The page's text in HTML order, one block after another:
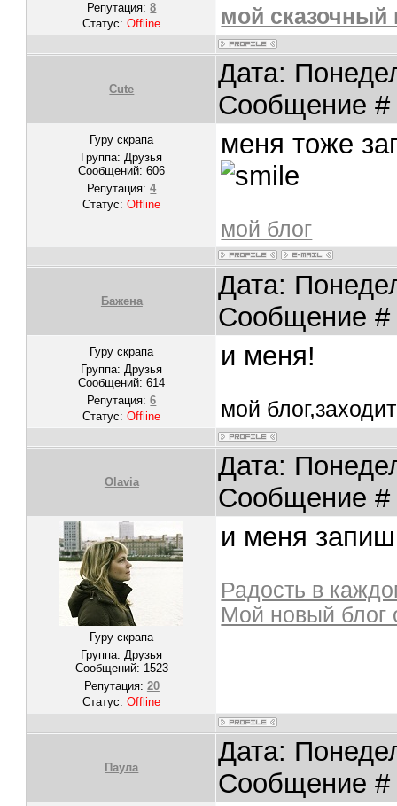
Репутация:8
Статус:Offline мой сказочный
Cute
Дата:
Сообщение
Гуру скрапа
Группа: Друзья
Сообщений:606
Репутация:4
Статус:Offline
меня тоже
мой блог
Бажена
Дата:
Сообщение
Гуру скрапа
Группа: Друзья
Сообщений:614
Репутация:6
Статус:Offline
и меня!
мой
Olavia
Дата:
Сообщение
Гуру скрапа
Группа: Друзья
Сообщений: 1523
Репутация: 20
Статус:Offline
и меня
Радость в
Мой новый блог
Паула
Дата:
Сообщение